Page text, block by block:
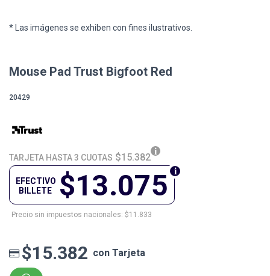
* Las imágenes se exhiben con fines ilustrativos.
Mouse Pad Trust Bigfoot Red
20429
TARJETA HASTA 3 CUOTAS $15.382
$13.075
EFECTIVO
BILLETE
Precio sin impuestos nacionales: $11.833
$15.382 con Tarjeta